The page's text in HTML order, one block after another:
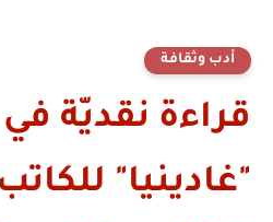
أدب وثقافة
قراءة نقديّة في
"غادينيا"